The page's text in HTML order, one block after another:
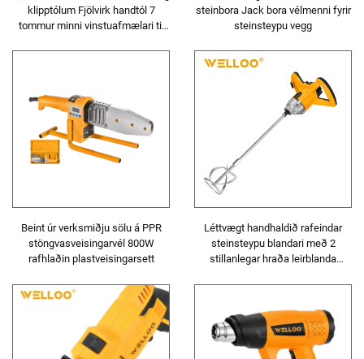
klipptólum Fjölvirk handtól 7
tommur minni vinstuafmælari til
steinbora Jack bora vélmenni fyrir
steinsteypu vegg
Beint úr verksmiðju sölu á PPR
stöngvasveisingarvél 800W
rafhlaðin plastveisingarsett
Léttvægt handhaldið rafeindar
steinsteypu blandari með 2
stillanlegar hraða leirblanda